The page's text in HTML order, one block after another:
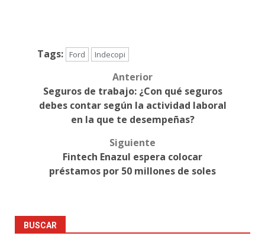
Tags: Ford Indecopi
navigation
Anterior
Seguros de trabajo: ¿Con qué seguros
debes contar según la actividad laboral
en la que te desempeñas?
Siguiente
Fintech Enazul espera colocar
préstamos por 50 millones de soles
BUSCAR